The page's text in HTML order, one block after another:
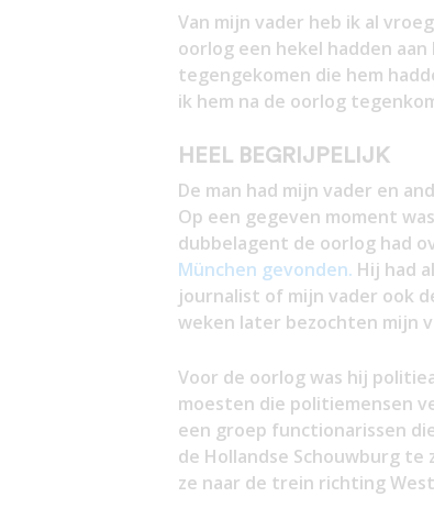
Van mijn vader heb ik al
oorlog een hekel hadden
tegengekomen die hem
ik hem na de oorlog
HEEL BEGRIJPELIJK
De man had mijn vader en
Op een gegeven moment
dubbelagent de oorlog had
München gevonden. Hij had
journalist of mijn vader ook
weken later bezochten mijn
Voor de oorlog was hij
moesten die politiemensen
een groep functionarissen
de Hollandse Schouwburg te
ze naar de trein richting